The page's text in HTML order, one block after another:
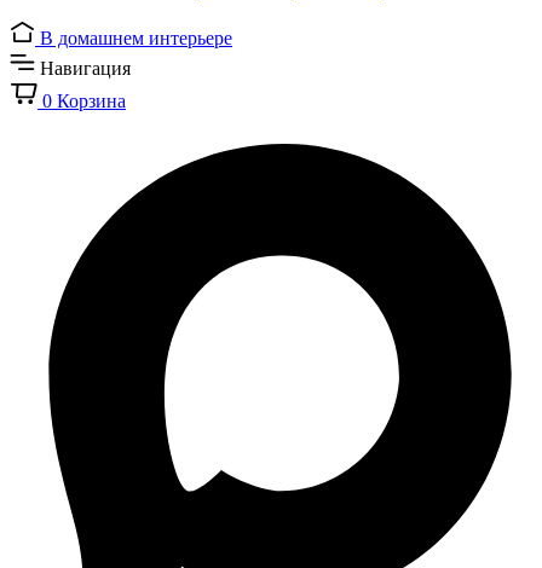
В домашнем интерьере
Навигация
0 Корзина